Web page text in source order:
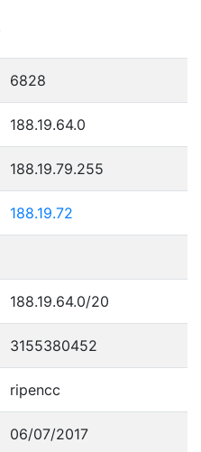
6828
188.19.64.0
188.19.79.255
188.19.72
188.19.64.0/20
3155380452
ripencc
06/07/2017